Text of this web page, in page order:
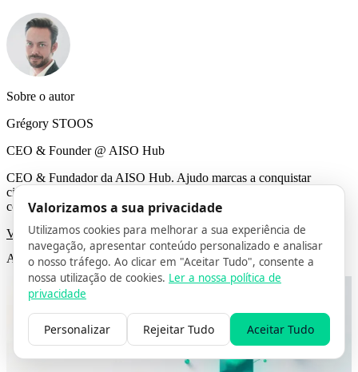
Sobre o autor
Grégory STOOS
CEO & Founder @ AISO Hub
CEO & Fundador da AISO Hub. Ajudo marcas a conquistar
citações em IA e AI Overviews com SEO técnico, JSON-LD e
conteúdo orientado por intenção.
Ver todos os artigos →
Artigos relacionados
Valorizamos a sua privacidade
Utilizamos cookies para melhorar a sua experiência de
navegação, apresentar conteúdo personalizado e analisar
o nosso tráfego. Ao clicar em "Aceitar Tudo", consente a
nossa utilização de cookies. Ler a nossa política de
privacidade
Personalizar Rejeitar Tudo Aceitar Tudo